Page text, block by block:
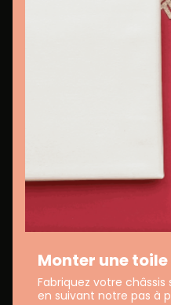
Monter une
Fabriquez votre
en suivant notre pas à